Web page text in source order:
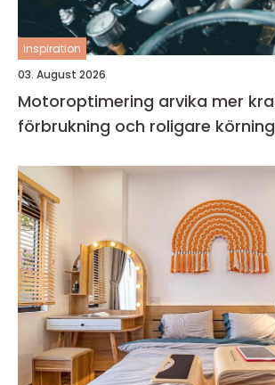
inspiration
03. August 2026
Motoroptimering arvika mer kraft, lägre
förbrukning och roligare körning